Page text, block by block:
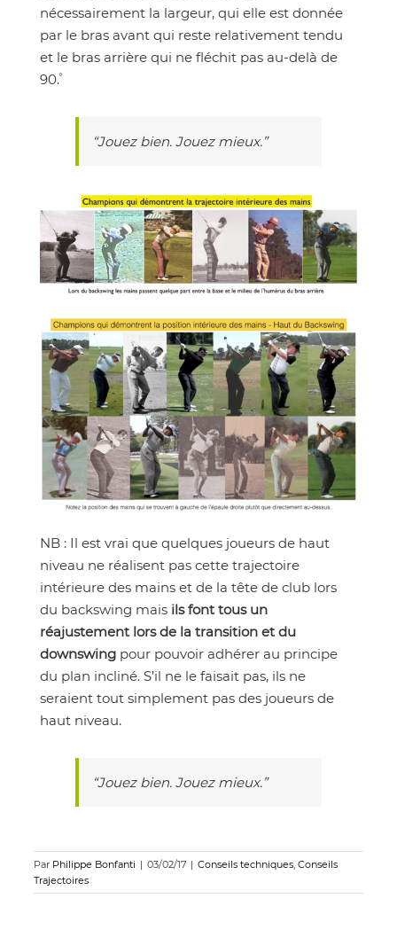
nécessairement la largeur, qui elle est donnée
par le bras avant qui reste relativement tendu
et le bras arrière qui ne fléchit pas au-delà de
90˚.
“Jouez bien. Jouez mieux.”
NB : Il est vrai que quelques joueurs de haut
niveau ne réalisent pas cette trajectoire
intérieure des mains et de la tête de club lors
du backswing mais ils font tous un
réajustement lors de la transition et du
downswing pour pouvoir adhérer au principe
du plan incliné. S’il ne le faisait pas, ils ne
seraient tout simplement pas des joueurs de
haut niveau.
“Jouez bien. Jouez mieux.”
Par Philippe Bonfanti | 03/02/17 | Conseils techniques, Conseils
Trajectoires